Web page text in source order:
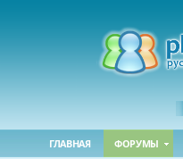
ГЛАВНАЯ ФОРУМЫ